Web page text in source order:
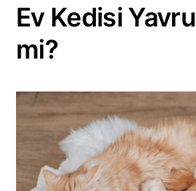
Ev Kedisi
mi?